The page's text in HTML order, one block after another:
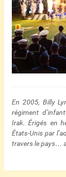
En 2005, Billy
régiment
Irak. Érigés en
États-Unis par
travers le pays…